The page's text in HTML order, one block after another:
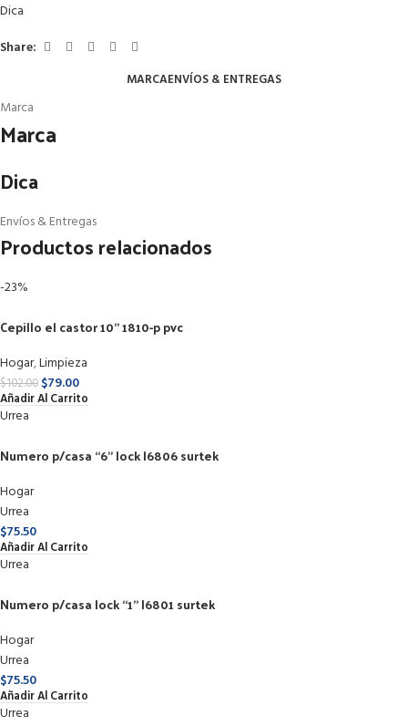
Dica
Share:
MARCAENVÍOS & ENTREGAS
Marca
Marca
Dica
Envíos & Entregas
Productos relacionados
-23%
Cepillo el castor 10” 1810-p pvc
Hogar,Limpieza
$102.00 $79.00
Añadir Al Carrito
Urrea
Numero p/casa “6” lock l6806 surtek
Hogar
Urrea
$75.50
Añadir Al Carrito
Urrea
Numero p/casa lock “1” l6801 surtek
Hogar
Urrea
$75.50
Añadir Al Carrito
Urrea